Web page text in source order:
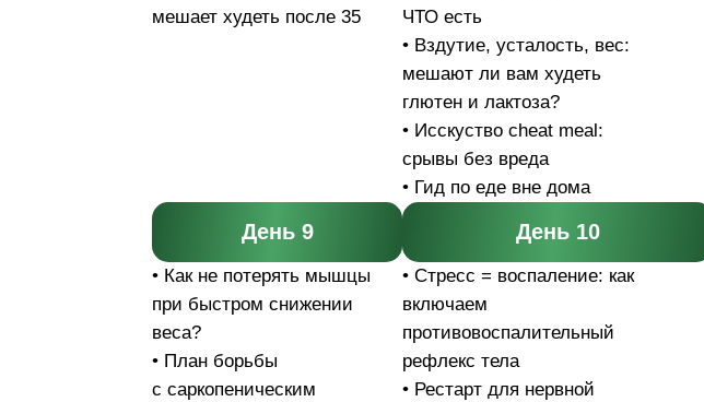
мешает худеть после 35
ЧТО есть
• Вздутие, усталость, вес:
мешают ли вам худеть
глютен и лактоза?
• Исскуство cheat meal:
срывы без вреда
• Гид по еде вне дома
День 9
• Как не потерять мышцы
при быстром снижении
веса?
• План борьбы
с саркопеническим
День 10
• Стресс = воспаление: как
включаем
противовоспалительный
рефлекс тела
• Рестарт для нервной